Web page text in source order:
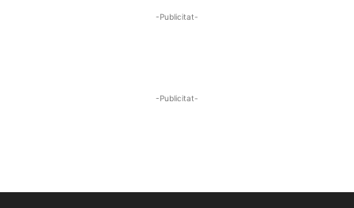
-Publicitat-
-Publicitat-